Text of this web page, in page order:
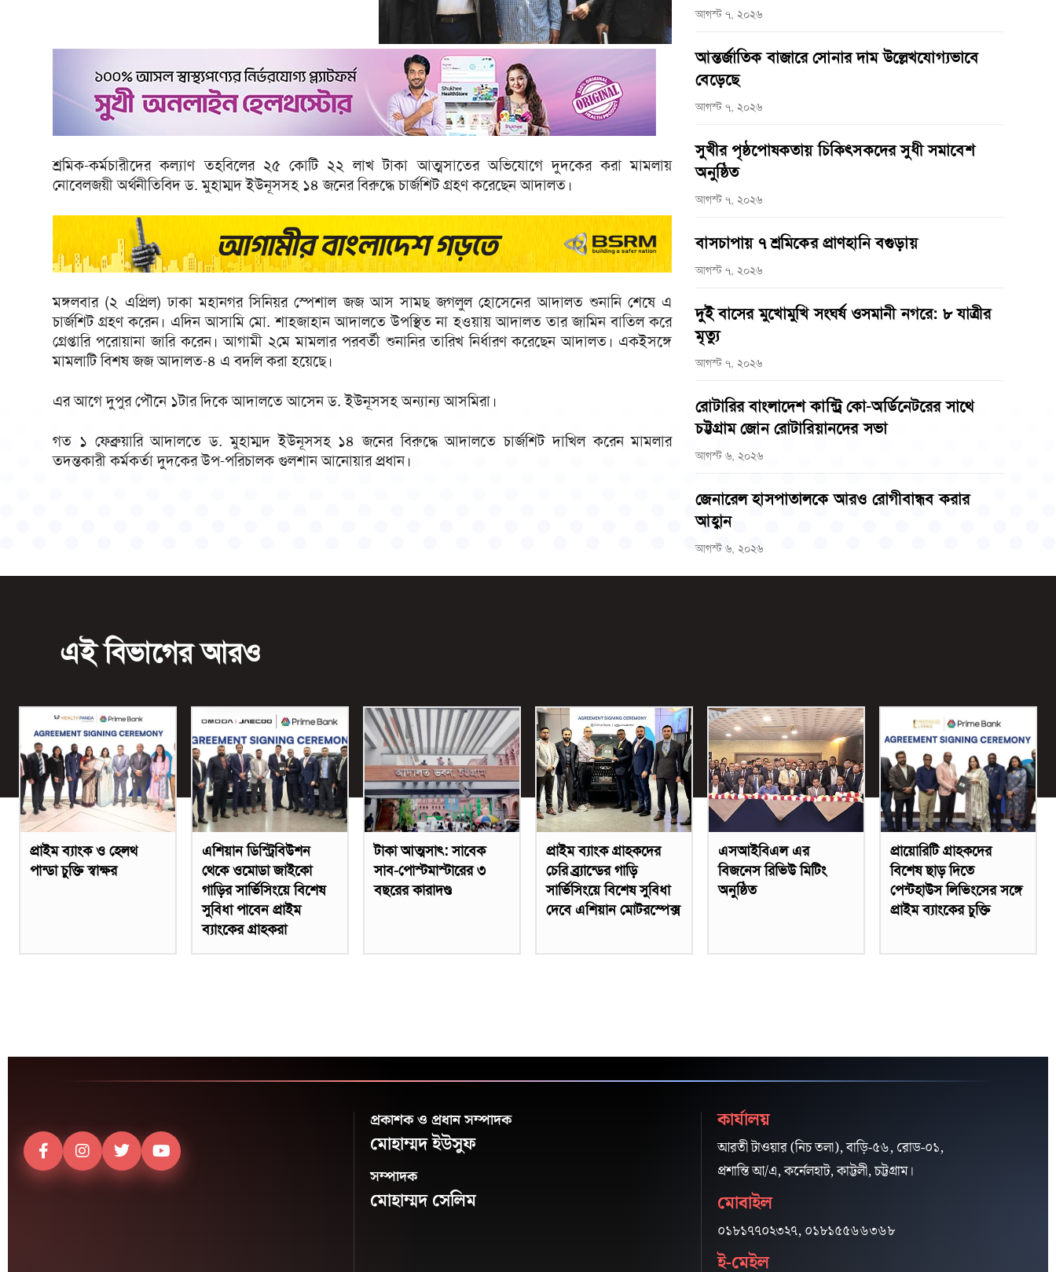
শ্রমিক-কর্মচারীদের কল্যাণ তহবিলের ২৫ কোটি ২২ লাখ টাকা আত্মসাতের অভিযোগে দুদকের করা মামলায়
নোবেলজয়ী অর্থনীতিবিদ ড. মুহাম্মদ ইউনূসসহ ১৪ জনের বিরুদ্ধে চার্জশিট গ্রহণ করেছেন আদালত।
মঙ্গলবার (২ এপ্রিল) ঢাকা মহানগর সিনিয়র স্পেশাল জজ আস সামছ জগলুল হোসেনের আদালত শুনানি শেষে এ
চার্জশিট গ্রহণ করেন। এদিন আসামি মো. শাহজাহান আদালতে উপস্থিত না হওয়ায় আদালত তার জামিন বাতিল করে
গ্রেপ্তারি পরোয়ানা জারি করেন। আগামী ২মে মামলার পরবর্তী শুনানির তারিখ নির্ধারণ করেছেন আদালত। একইসঙ্গে
মামলাটি বিশষ জজ আদালত-৪ এ বদলি করা হয়েছে।
এর আগে দুপুর পৌনে ১টার দিকে আদালতে আসেন ড. ইউনূসসহ অন্যান্য আসমিরা।
গত ১ ফেব্রুয়ারি আদালতে ড. মুহাম্মদ ইউনূসসহ ১৪ জনের বিরুদ্ধে আদালতে চার্জশিট দাখিল করেন মামলার
তদন্তকারী কর্মকর্তা দুদকের উপ-পরিচালক গুলশান আনোয়ার প্রধান।
আগস্ট ৭, ২০২৬
আন্তর্জাতিক বাজারে সোনার দাম উল্লেখযোগ্যভাবে
বেড়েছে
আগস্ট ৭, ২০২৬
সুখীর পৃষ্ঠপোষকতায় চিকিৎসকদের সুধী সমাবেশ
অনুষ্ঠিত
আগস্ট ৭, ২০২৬
বাসচাপায় ৭ শ্রমিকের প্রাণহানি বগুড়ায়
আগস্ট ৭, ২০২৬
দুই বাসের মুখোমুখি সংঘর্ষ ওসমানী নগরে: ৮ যাত্রীর
মৃত্যু
আগস্ট ৭, ২০২৬
রোটারির বাংলাদেশ কান্ট্রি কো-অর্ডিনেটরের সাথে
চট্টগ্রাম জোন রোটারিয়ানদের সভা
আগস্ট ৬, ২০২৬
জেনারেল হাসপাতালকে আরও রোগীবান্ধব করার
আহ্বান
আগস্ট ৬, ২০২৬
এই বিভাগের আরও
প্রাইম ব্যাংক ও হেলথ
পান্ডা চুক্তি স্বাক্ষর
এশিয়ান ডিস্ট্রিবিউশন
থেকে ওমোডা জাইকো
গাড়ির সার্ভিসিংয়ে বিশেষ
সুবিধা পাবেন প্রাইম
ব্যাংকের গ্রাহকরা
টাকা আত্মসাৎ: সাবেক
সাব-পোস্টমাস্টারের ৩
বছরের কারাদণ্ড
প্রাইম ব্যাংক গ্রাহকদের
চেরি ব্র্র্যান্ডের গাড়ি
সার্ভিসিংয়ে বিশেষ সুবিধা
দেবে এশিয়ান মোটরস্পেক্স
এসআইবিএল এর
বিজনেস রিভিউ মিটিং
অনুষ্ঠিত
প্রায়োরিটি গ্রাহকদের
বিশেষ ছাড় দিতে
পেন্টহাউস লিভিংসের সঙ্গে
প্রাইম ব্যাংকের চুক্তি
প্রকাশক ও প্রধান সম্পাদক
মোহাম্মদ ইউসুফ
সম্পাদক
মোহাম্মদ সেলিম
কার্যালয়
আরতী টাওয়ার (নিচ তলা), বাড়ি-৫৬, রোড-০১,
প্রশান্তি আ/এ, কর্নেলহাট, কাট্টলী, চট্টগ্রাম।
মোবাইল
০১৮১৭৭০২৩২৭, ০১৮১৫৫৬৬৩৬৮
ই-মেইল